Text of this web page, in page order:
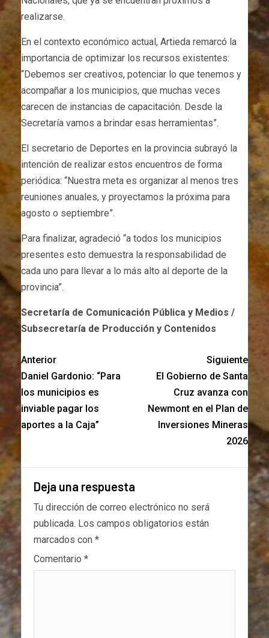
realizarse.
En el contexto económico actual, Artieda remarcó la
importancia de optimizar los recursos existentes:
“Debemos ser creativos, potenciar lo que tenemos y
acompañar a los municipios, que muchas veces
carecen de instancias de capacitación. Desde la
Secretaría vamos a brindar esas herramientas”.
El secretario de Deportes en la provincia subrayó la
intención de realizar estos encuentros de forma
periódica: “Nuestra meta es organizar al menos tres
reuniones anuales, y proyectamos la próxima para
agosto o septiembre”.
Para finalizar, agradeció “a todos los municipios
presentes esto demuestra la responsabilidad de
cada uno para llevar a lo más alto al deporte de la
provincia”.
Secretaría de Comunicación Pública y Medios /
Subsecretaría de Producción y Contenidos
Anterior
Daniel Gardonio: “Para
los municipios es
inviable pagar los
aportes a la Caja”
Siguiente
El Gobierno de Santa
Cruz avanza con
Newmont en el Plan de
Inversiones Mineras
2026
Deja una respuesta
Tu dirección de correo electrónico no será
publicada. Los campos obligatorios están
marcados con *
Comentario *